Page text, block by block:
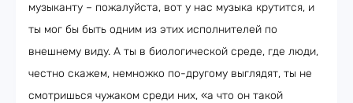
музыканту – пожалуйста, вот у нас музыка крутится, и
ты мог бы быть одним из этих исполнителей по
внешнему виду. А ты в биологической среде, где люди,
честно скажем, немножко по-другому выглядят, ты не
смотришься чужаком среди них, «а что он такой